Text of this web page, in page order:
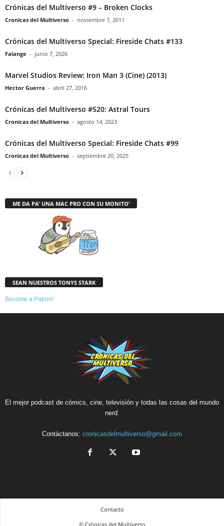
Crónicas del Multiverso #9 – Broken Clocks
Cronicas del Multiverso - noviembre 7, 2011
Crónicas del Multiverso Special: Fireside Chats #133
Falange - junio 7, 2026
Marvel Studios Review: Iron Man 3 (Cine) (2013)
Hector Guerra - abril 27, 2016
Crónicas del Multiverso #520: Astral Tours
Cronicas del Multiverso - agosto 14, 2023
Crónicas del Multiverso Special: Fireside Chats #99
Cronicas del Multiverso - septiembre 20, 2025
ME DA PA’ UNA MAC PRO CON SU MONITO’
SEAN NUESTROS TONYS STARK
Become a Patron!
El mejor podcast de cómics, cine, televisión y todas las cosas del mundo
nerd.
Contáctanos: cronicasdelmultiverso@gmail.com
Contacto
© Crónicas del Multiverso